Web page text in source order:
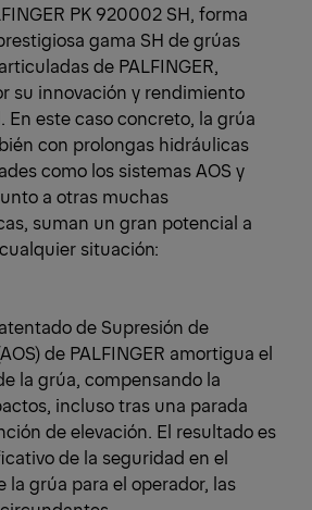
PK 920002 SH, forma
gama SH de grúas
de PALFINGER,
su innovación y rendimiento
En este caso concreto, la grúa
con prolongas hidráulicas
como los sistemas AOS y
a otras muchas
suman un gran potencial a
situación:
de Supresión de
de PALFINGER amortigua el
la grúa, compensando la
incluso tras una parada
de elevación. El resultado es
de la seguridad en el
grúa para el operador, las